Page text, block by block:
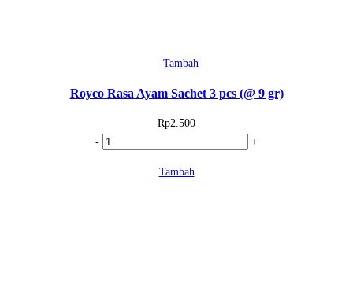
Tambah
Royco Rasa Ayam Sachet 3 pcs (@ 9 gr)
Rp2.500
- Kuantitas
+
Tambah